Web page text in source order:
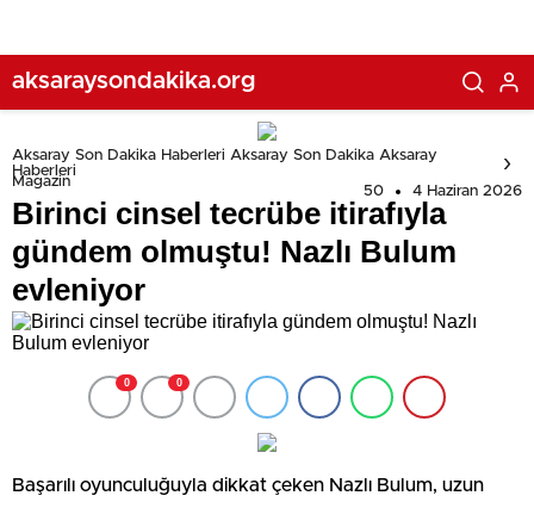
aksaraysondakika.org
Aksaray Son Dakika Haberleri Aksaray Son Dakika Aksaray
Haberleri
Magazin
50 4 Haziran 2026
Birinci cinsel tecrübe itirafıyla
gündem olmuştu! Nazlı Bulum
evleniyor
0 0
Başarılı oyunculuğuyla dikkat çeken Nazlı Bulum, uzun